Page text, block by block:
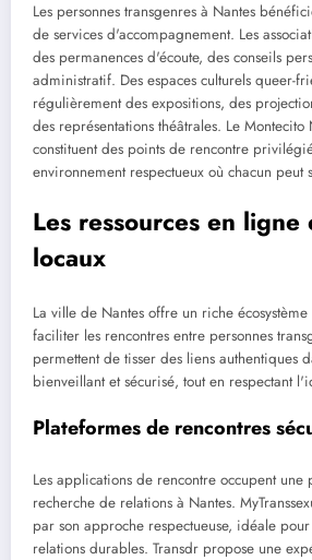
Les personnes transgenres à Nantes
de services d'accompagnement. Les
des permanences d'écoute, des conseils
administratif. Des espaces culturels queer-
régulièrement des expositions, des
des représentations théâtrales. Le Montecito
constituent des points de rencontre
environnement respectueux où chacun
Les ressources en ligne
locaux
La ville de Nantes offre un riche
faciliter les rencontres entre personnes
permettent de tisser des liens authentiques
bienveillant et sécurisé, tout en respectant
Plateformes de rencontres
Les applications de rencontre occupent une
recherche de relations à Nantes.
par son approche respectueuse, idéale
relations durables. Transdr propose une